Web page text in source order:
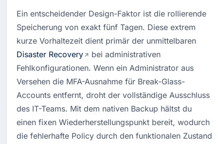
Ein entscheidender Design-Faktor ist die rollierende
Speicherung von exakt fünf Tagen. Diese extrem
Disaster Recovery
bei administrativen
Fehlkonfigurationen. Wenn ein Administrator aus
Versehen die MFA-Ausnahme für Break-Glass-
Accounts entfernt, droht der vollständige Ausschluss
des IT-Teams. Mit dem nativen Backup hältst du
einen fixen Wiederherstellungspunkt bereit, wodurch
die fehlerhafte Policy durch den funktionalen Zustand